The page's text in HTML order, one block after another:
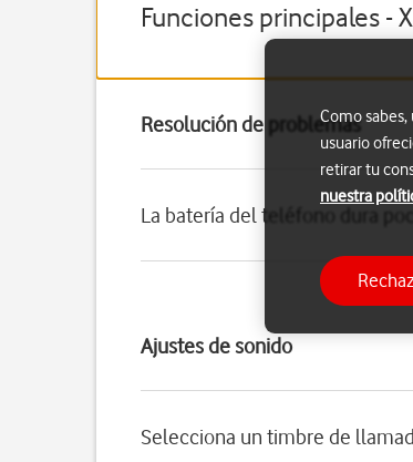
Funciones principales -
Resolución de problemas
La batería del teléfono dura poco
Ajustes de sonido
Selecciona un timbre de
Como
usuario
retirar tu
nuestra